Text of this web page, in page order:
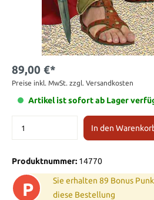
89,00 €*
Preise inkl. MwSt. zzgl. Versandkosten
Artikel ist sofort ab Lager
In den
Produktnummer: 14770
P
Sie erhalten 89 Bonus
diese Bestellung